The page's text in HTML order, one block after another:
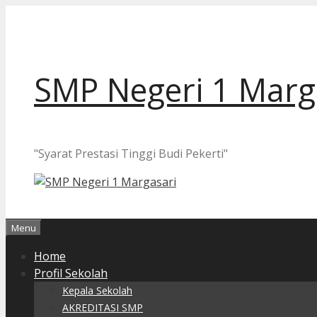
SMP Negeri 1
"Syarat Prestasi Tinggi Budi Pekerti"
Menu
Home
Profil Sekolah
Kepala Sekolah
AKREDITASI SMP